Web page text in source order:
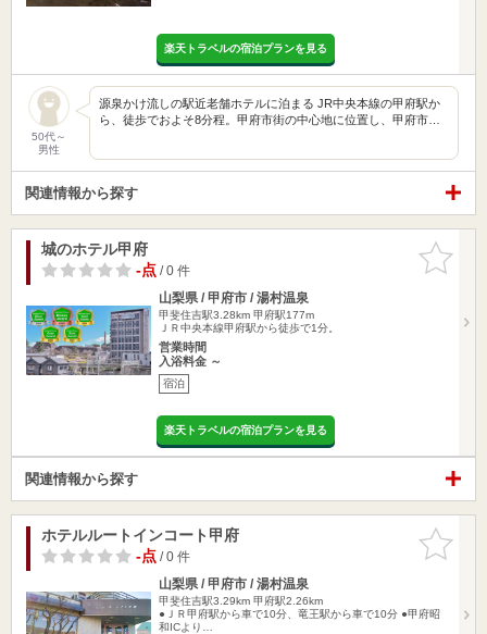
楽天トラベルの宿泊プランを見る
50代～
男性
源泉かけ流しの駅近老舗ホテルに泊まる JR中央本線の甲府駅か
ら、徒歩でおよそ8分程。甲府市街の中心地に位置し、甲府市…
関連情報から探す
お気に入
りに追加
城のホテル甲府
-点/ 0 件
山梨県 / 甲府市 / 湯村温泉
甲斐住吉駅3.28km 甲府駅177m
ＪＲ中央本線甲府駅から徒歩で1分。
営業時間
入浴料金 ～
宿泊
楽天トラベルの宿泊プランを見る
関連情報から探す
お気に入
りに追加
ホテルルートインコート甲府
-点/ 0 件
山梨県 / 甲府市 / 湯村温泉
甲斐住吉駅3.29km 甲府駅2.26km
●ＪＲ甲府駅から車で10分、竜王駅から車で10分 ●甲府昭
和ICより…